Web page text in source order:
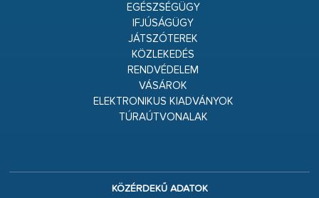
EGÉSZSÉGÜGY
IFJÚSÁGÜGY
JÁTSZÓTEREK
KÖZLEKEDÉS
RENDVÉDELEM
VÁSÁROK
ELEKTRONIKUS KIADVÁNYOK
TÚRAÚTVONALAK
KÖZÉRDEKŰ ADATOK